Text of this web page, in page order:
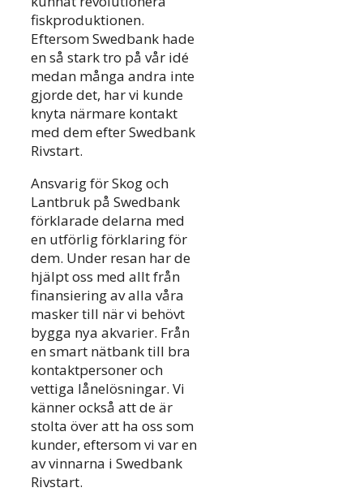
fiskproduktionen.
Eftersom Swedbank hade
en så stark tro på vår idé
medan många andra inte
gjorde det, har vi kunde
knyta närmare kontakt
med dem efter Swedbank
Rivstart.
Ansvarig för Skog och
Lantbruk på Swedbank
förklarade delarna med
en utförlig förklaring för
dem. Under resan har de
hjälpt oss med allt från
finansiering av alla våra
masker till när vi behövt
bygga nya akvarier. Från
en smart nätbank till bra
kontaktpersoner och
vettiga lånelösningar. Vi
känner också att de är
stolta över att ha oss som
kunder, eftersom vi var en
av vinnarna i Swedbank
Rivstart.